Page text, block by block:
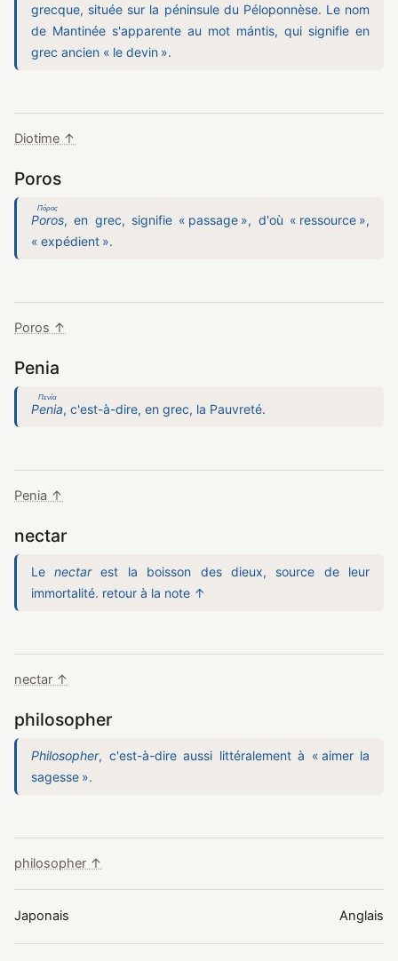
grecque, située sur la péninsule du Péloponnèse. Le nom
de Mantinée s'apparente au mot mántis, qui signifie en
grec ancien « le devin ».
Diotime ↑
Poros
Poros
Πόρος
, en grec, signifie « passage », d'où « ressource »,
« expédient ».
Poros ↑
Penia
Penia
Πενία
, c'est-à-dire, en grec, la Pauvreté.
Penia ↑
nectar
Le nectarest la boisson des dieux, source de leur
immortalité. retour à la note ↑
nectar ↑
philosopher
Philosopher, c'est-à-dire aussi littéralement à « aimer la
sagesse ».
philosopher ↑
Japonais Anglais